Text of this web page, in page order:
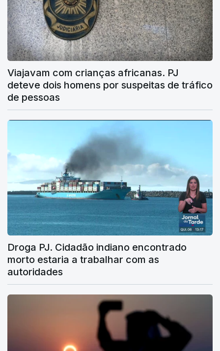
Viajavam com crianças africanas. PJ
deteve dois homens por suspeitas de tráfico
de pessoas
Droga PJ. Cidadão indiano encontrado
morto estaria a trabalhar com as
autoridades